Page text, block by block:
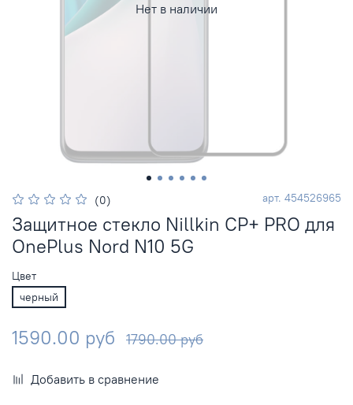
Нет в наличии
(0) арт. 454526965
Защитное стекло Nillkin CP+ PRO для
OnePlus Nord N10 5G
Цвет
черный
1590.00 руб 1790.00 руб
Добавить в сравнение